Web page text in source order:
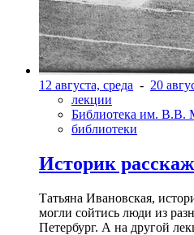
12 августа, среда - 20
лекции
Библиотека им. В.В.
библиотеки
Историк
Татьяна Ивановская,
могли сойтись люди из
Петербург. А на другой